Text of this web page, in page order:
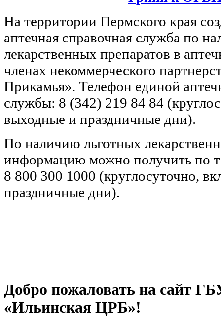
На территории Пермского края
аптечная справочная служба по
лекарственных препаратов в
членах некоммерческого
Прикамья». Телефон единой
службы: 8 (342) 219 84 84
выходные и праздничные дни).
По наличию льготных
информацию можно получить по
8 800 300 1000 (круглосуточно,
праздничные дни).
Добро пожаловать на сайт
«Ильинская ЦРБ»!